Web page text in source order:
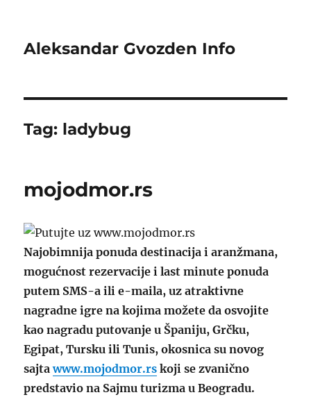
Aleksandar Gvozden Info
Tag: ladybug
mojodmor.rs
Najobimnija ponuda destinacija i aranžmana,
mogućnost rezervacije i last minute ponuda
putem SMS-a ili e-maila, uz atraktivne
nagradne igre na kojima možete da osvojite
kao nagradu putovanje u Španiju, Grčku,
Egipat, Tursku ili Tunis, okosnica su novog
sajtawww.mojodmor.rs koji se zvanično
predstavio na Sajmu turizma u Beogradu.